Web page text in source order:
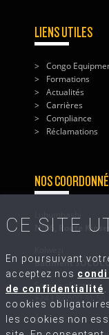
LIENS UTILES
Congo
Formations
Actualités
Carrières
Compliance
Réclamations
NOS
N°66, Route
Bâtiment
Service clientèle
+243 82 500 31 50
Écrivez-nous
CE SITE
En poursuivant
acceptez nos
de confidentialité
cookies
les cookies non